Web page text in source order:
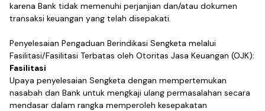
karena Bank tidak memenuhi perjanjian dan/atau dokumen
transaksi keuangan yang telah disepakati.
Penyelesaian Pengaduan Berindikasi Sengketa melalui
Fasilitasi/Fasilitasi Terbatas oleh Otoritas Jasa Keuangan (OJK):
Fasilitasi
Upaya penyelesaian Sengketa dengan mempertemukan
nasabah dan Bank untuk mengkaji ulang permasalahan secara
mendasar dalam rangka memperoleh kesepakatan